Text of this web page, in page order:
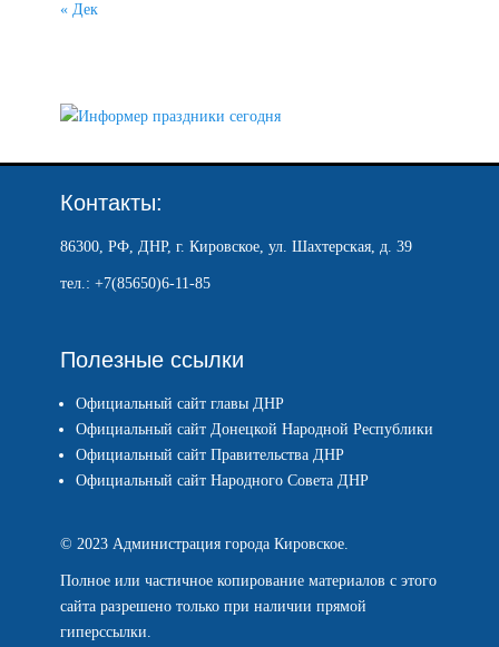
« Дек
Контакты:
86300, РФ, ДНР, г. Кировское, ул. Шахтерская, д. 39
тел.: +7(85650)6-11-85
Полезные ссылки
Официальный сайт главы ДНР
Официальный сайт Донецкой Народной Республики
Официальный сайт Правительства ДНР
Официальный сайт Народного Совета ДНР
© 2023 Администрация города Кировское.
Полное или частичное копирование материалов с этого
сайта разрешено только при наличии прямой
гиперссылки.